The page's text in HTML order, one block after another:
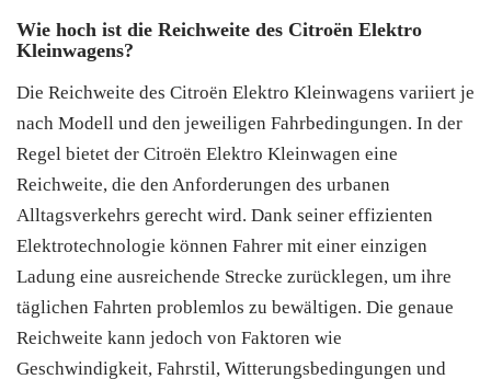
Wie hoch ist die Reichweite des Citroën Elektro
Kleinwagens?
Die Reichweite des Citroën Elektro Kleinwagens variiert je
nach Modell und den jeweiligen Fahrbedingungen. In der
Regel bietet der Citroën Elektro Kleinwagen eine
Reichweite, die den Anforderungen des urbanen
Alltagsverkehrs gerecht wird. Dank seiner effizienten
Elektrotechnologie können Fahrer mit einer einzigen
Ladung eine ausreichende Strecke zurücklegen, um ihre
täglichen Fahrten problemlos zu bewältigen. Die genaue
Reichweite kann jedoch von Faktoren wie
Geschwindigkeit, Fahrstil, Witterungsbedingungen und